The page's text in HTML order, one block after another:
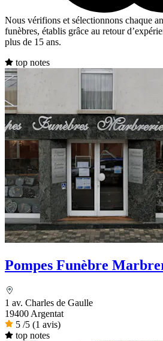
Nous vérifions et sélectionnons chaque
funèbres, établis grâce au retour
plus de 15 ans.
top notes
Pompes Funèbre
1 av. Charles de Gaulle
19400 Argentat
5 /5 (1 avis)
top notes